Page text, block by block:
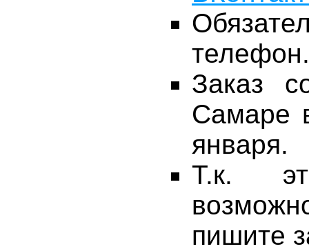
телефон.
Заказ
Самаре
января.
Т.к.
пишите